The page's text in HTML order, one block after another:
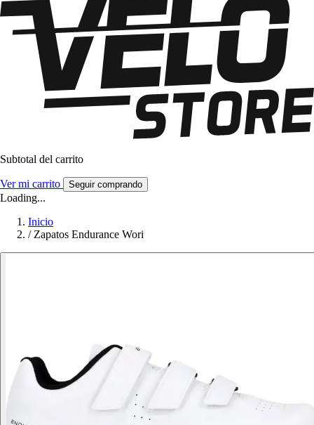
Subtotal del carrito
Ver mi carrito Seguir comprando
Loading...
Inicio
/ Zapatos Endurance Wori